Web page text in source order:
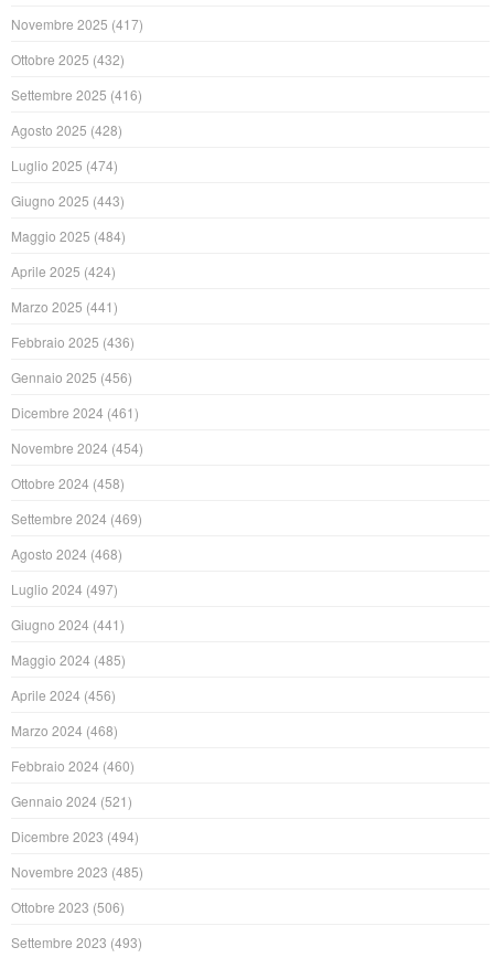
Novembre 2025 (417)
Ottobre 2025 (432)
Settembre 2025 (416)
Agosto 2025 (428)
Luglio 2025 (474)
Giugno 2025 (443)
Maggio 2025 (484)
Aprile 2025 (424)
Marzo 2025 (441)
Febbraio 2025 (436)
Gennaio 2025 (456)
Dicembre 2024 (461)
Novembre 2024 (454)
Ottobre 2024 (458)
Settembre 2024 (469)
Agosto 2024 (468)
Luglio 2024 (497)
Giugno 2024 (441)
Maggio 2024 (485)
Aprile 2024 (456)
Marzo 2024 (468)
Febbraio 2024 (460)
Gennaio 2024 (521)
Dicembre 2023 (494)
Novembre 2023 (485)
Ottobre 2023 (506)
Settembre 2023 (493)